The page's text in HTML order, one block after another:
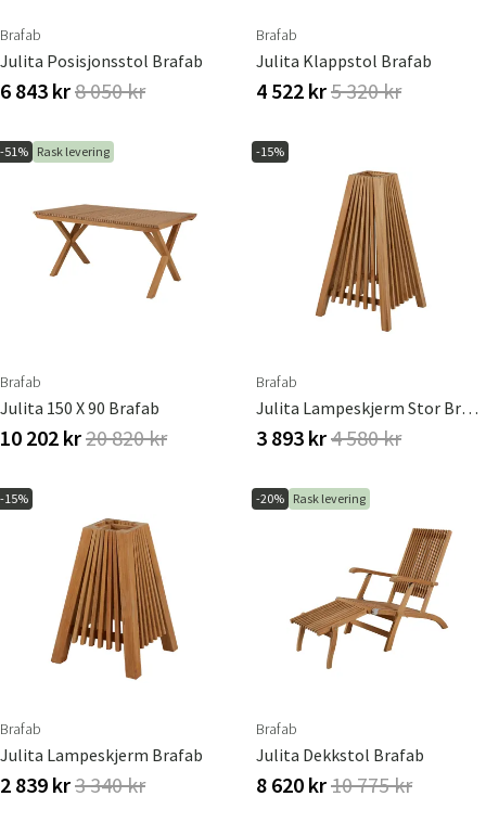
Brafab
Julita Posisjonsstol Brafab
6 843 kr8 050 kr
Brafab
Julita Klappstol Brafab
4 522 kr5 320 kr
-51% Rask levering
Brafab
Julita 150 X 90 Brafab
10 202 kr20 820 kr
-15%
Brafab
Julita Lampeskjerm Stor Brafab
3 893 kr4 580 kr
-15%
Brafab
Julita Lampeskjerm Brafab
2 839 kr3 340 kr
-20% Rask levering
Brafab
Julita Dekkstol Brafab
8 620 kr10 775 kr